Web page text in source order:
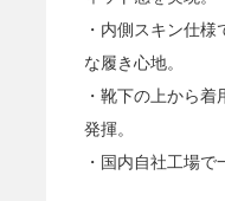
・内側スキン仕
な履き心地。
・靴下の上から
発揮。
・国内自社工場で